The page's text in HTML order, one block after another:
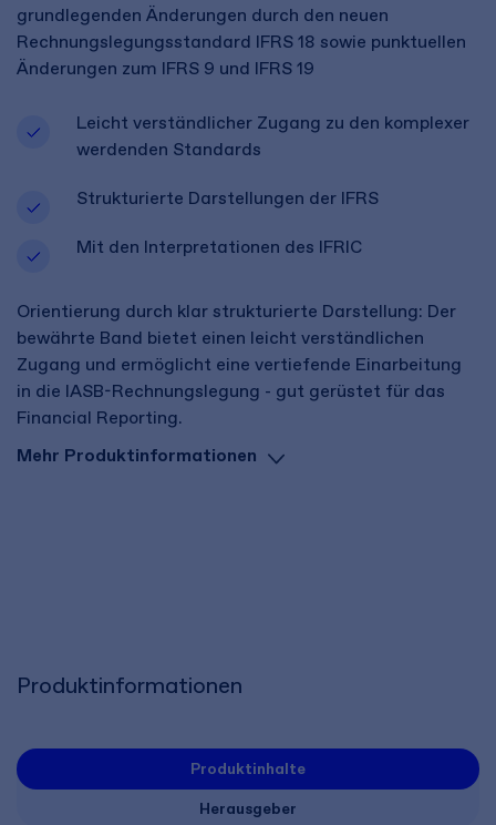
grundlegenden Änderungen durch den neuen
Rechnungslegungsstandard IFRS 18 sowie punktuellen
Änderungen zum IFRS 9 und IFRS 19
Leicht verständlicher Zugang zu den komplexer
werdenden Standards
Strukturierte Darstellungen der IFRS
Mit den Interpretationen des IFRIC
Orientierung durch klar strukturierte Darstellung: Der
bewährte Band bietet einen leicht verständlichen
Zugang und ermöglicht eine vertiefende Einarbeitung
in die IASB-Rechnungslegung - gut gerüstet für das
Financial Reporting.
Mehr Produktinformationen
Produktinformationen
Produktinhalte
Herausgeber